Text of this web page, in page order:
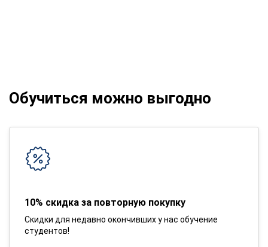
Обучиться можно выгодно
10% скидка за повторную покупку
Скидки для недавно окончивших у нас обучение
студентов!